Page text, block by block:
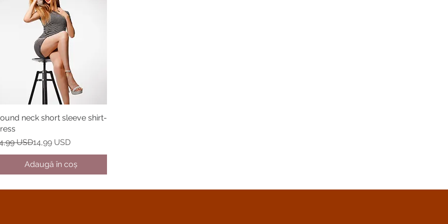
Afișare rapidă
neck short sleeve shirt-
normal
USD
redus14,99 USD
Adaugă în coș